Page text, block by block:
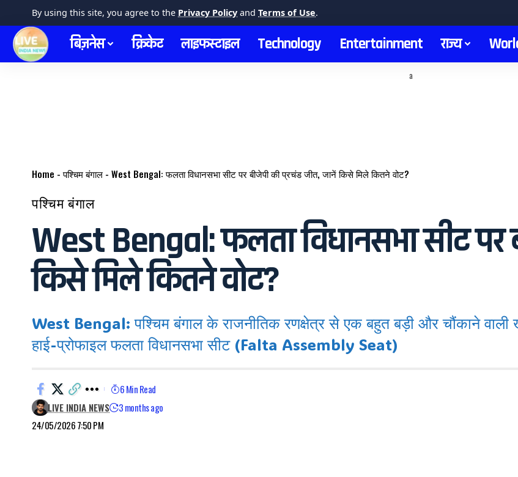
By using this site, you agree to the Privacy Policy and Terms of Use.
बिज़नेस क्रिकेट लाइफस्टाइल Technology Entertainment राज्य
a
Home -पश्चिम बंगाल - West Bengal: फलता विधानसभा सीट पर बीजेपी की प्रचंड जीत, जानें किसे मिले कितने वोट?
पश्चिम बंगाल
West Bengal: फलता विधानसभा सीट पर
किसे मिले कितने वोट?
West Bengal: पश्चिम बंगाल के राजनीतिक रणक्षेत्र से एक बहुत बड़ी और चौंकाने वाली
हाई-प्रोफाइल फलता विधानसभा सीट (Falta Assembly Seat)
24/05/2026 7:50 PM
LIVE INDIA NEWS 3 months ago
6 Min Read